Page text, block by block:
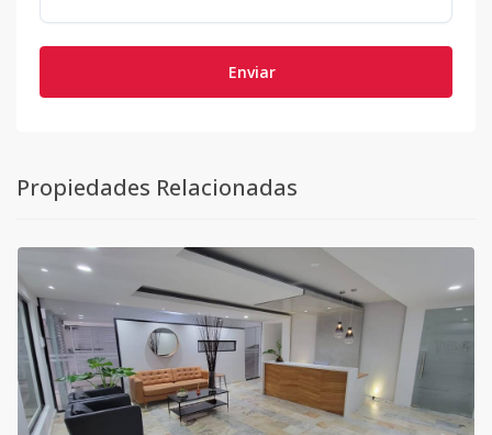
Enviar
Propiedades Relacionadas